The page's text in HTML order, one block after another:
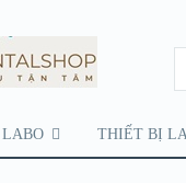
THIẾT BỊ